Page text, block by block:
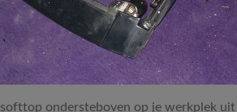
ondersteboven op je werkplek